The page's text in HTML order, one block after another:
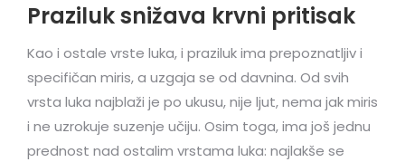
Praziluk snižava krvni pritisak
Kao i ostale vrste luka, i praziluk ima prepoznatljiv i
specifičan miris, a uzgaja se od davnina. Od svih
vrsta luka najblaži je po ukusu, nije ljut, nema jak miris
i ne uzrokuje suzenje učiju. Osim toga, ima još jednu
prednost nad ostalim vrstama luka: najlakše se